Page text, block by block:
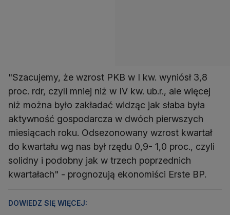
"Szacujemy, że wzrost PKB w I kw. wyniósł 3,8
proc. rdr, czyli mniej niż w IV kw. ub.r., ale więcej
niż można było zakładać widząc jak słaba była
aktywność gospodarcza w dwóch pierwszych
miesiącach roku. Odsezonowany wzrost kwartał
do kwartału wg nas był rzędu 0,9- 1,0 proc., czyli
solidny i podobny jak w trzech poprzednich
kwartałach" - prognozują ekonomiści Erste BP.
DOWIEDZ SIĘ WIĘCEJ: